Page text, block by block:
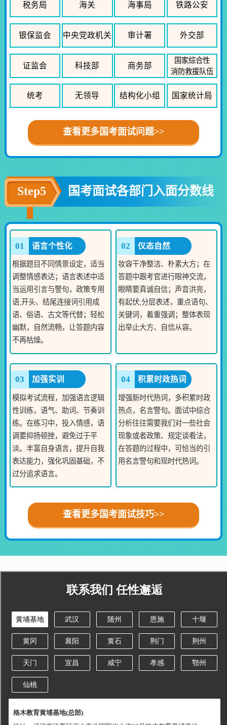
税务局 海关 海事局 铁路公安
银保监会 中央党政机关 审计署 外交部
证监会 科技部 商务部
国家综合性
消防救援队伍
统考 无领导 结构化小组 国家统计局
查看更多国考面试问题>>
Step5 国考面试各部门入面分数线
01 语言个性化
根据题目不同情景设定，适当
调整情感表达；语言表述中适
当运用引言与警句，政策专用
语;开头、结尾连接词引用成
语、俗语、古文等代替；轻松
幽默，自然流畅，让答题内容
不再枯燥。
02 仪态自然
妆容干净整洁、朴素大方；在
答题中跟考官进行眼神交流，
眼睛要真诚自信；声音洪亮，
有起伏;分层表述，重点语句、
关键词，着重强调；整体表现
出举止大方、自信从容。
03 加强实训
模拟考试流程，加强语言逻辑
性训练，语气、助词、节奏训
练。在练习中，投入情感，语
调要抑扬顿挫，避免过于平
淡。丰富自身语言，提升自我
表达能力，强化巩固基础，不
过分追求语言。
04 积累时政热词
增强新时代热词，多积累时政
热点，名言警句。面试中综合
分析往往需要我们对一些社会
现象或者政策、规定谈看法，
在答题的过程中，可恰当的引
用名言警句和现时代热词。
查看更多国考面试技巧>>